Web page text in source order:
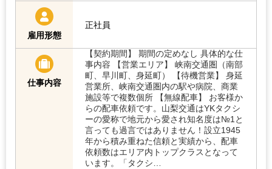
雇用形態
正社員
仕事内容
【契約期間】 期間の定めなし 具体的な仕
事内容 【営業エリア】 峡南交通圏（南部
町、早川町、身延町） 【待機営業】 身延
営業所、峡南交通圏内の駅や病院、商業
施設等で複数個所 【無線配車】 お客様か
らの配車依頼です。山梨交通はYKタクシ
ーの愛称で地元から愛され知名度は№1と
言っても過言ではありません！設立1945
年から積み重ねた信頼と実績から、配車
依頼数はエリア内トップクラスとなって
います。「タクシ…